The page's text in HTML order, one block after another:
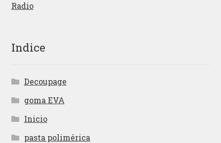
Radio
Indice
Decoupage
goma EVA
Inicio
pasta polimérica